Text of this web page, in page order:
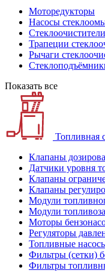
Моторедукторы
Насосы
Трапеции
Рычаги
Показать все
Топливная
Клапаны
Датчики уровня
Клапаны
Клапаны
Модули
Модули
Моторы
Регуляторы
Топливные
Фильтры (сетки)
Фильтры